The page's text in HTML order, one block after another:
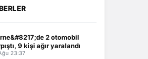
2 otomobil
9 kişi ağır yaralandı
23:37